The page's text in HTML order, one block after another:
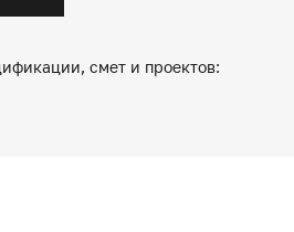
смет и проектов: